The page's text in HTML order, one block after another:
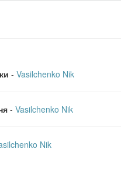
- Vasilchenko Nik
- Vasilchenko Nik
Nik